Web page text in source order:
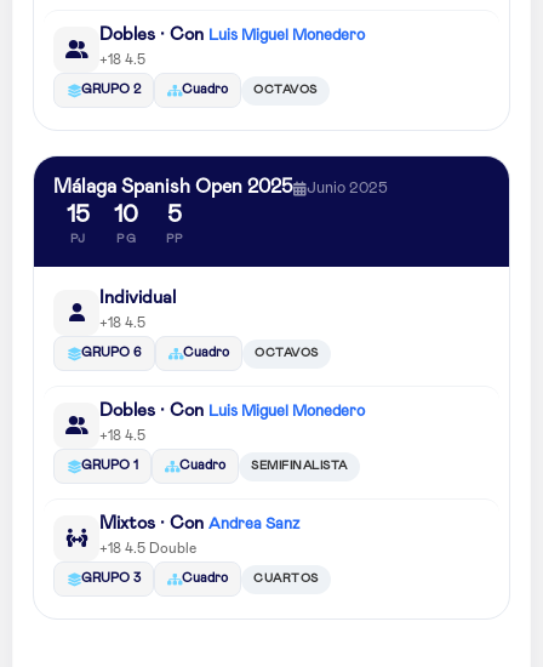
Dobles · Con Luis Miguel Monedero
+18 4.5
GRUPO 2 Cuadro OCTAVOS
Málaga Spanish Open 2025 Junio 2025
15
PJ
10
PG
5
PP
Individual
+18 4.5
GRUPO 6 Cuadro OCTAVOS
Dobles · Con Luis Miguel Monedero
+18 4.5
GRUPO 1 Cuadro SEMIFINALISTA
Mixtos · Con Andrea Sanz
+18 4.5 Double
GRUPO 3 Cuadro CUARTOS